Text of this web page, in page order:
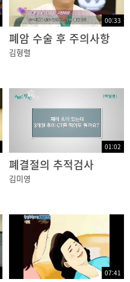
00:33
폐암 수술 후 주의사항
김형렬
01:02
폐결절의 추적검사
김미영
07:41